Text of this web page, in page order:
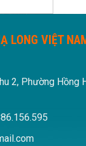
LONG VIỆT
2, Phường Hồng